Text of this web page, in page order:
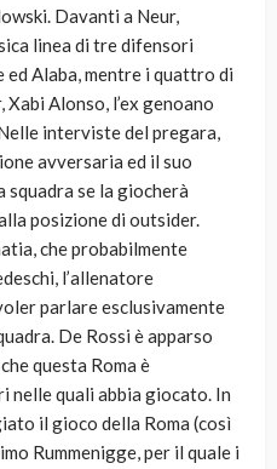
Davanti a Neur,
linea di tre difensori
Alaba, mentre i quattro di
Alonso, l’ex genoano
interviste del pregara,
avversaria ed il suo
squadra se la giocherà
posizione di outsider.
che probabilmente
l’allenatore
parlare esclusivamente
De Rossi è apparso
questa Roma è
nelle quali abbia giocato. In
il gioco della Roma (così
Rummenigge, per il quale i